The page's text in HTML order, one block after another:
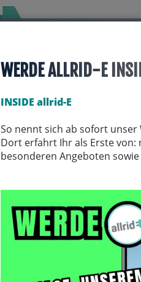
WERDE ALLRID-E
INSIDE allrid-E
So nennt sich ab sofort
Dort erfahrt Ihr als Erste von:
besonderen Angeboten